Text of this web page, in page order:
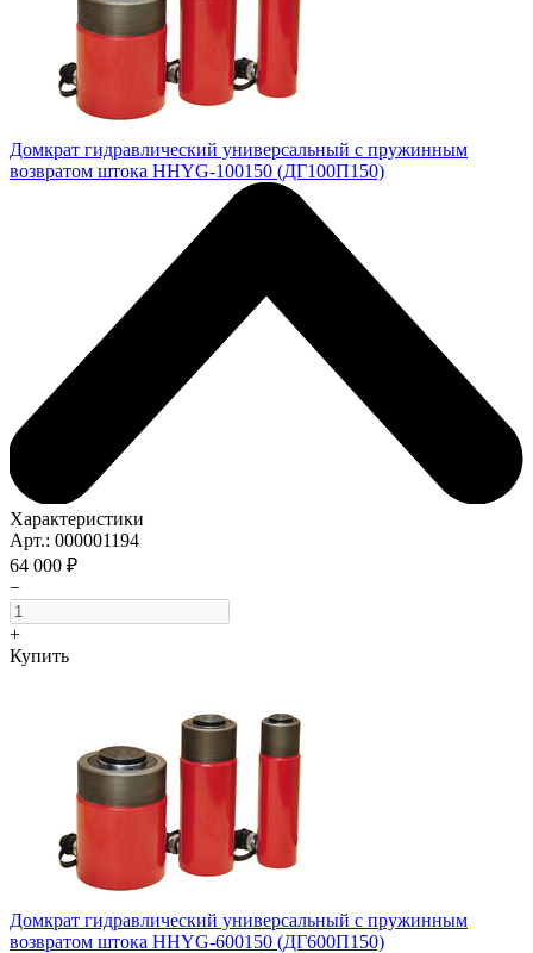
Домкрат гидравлический универсальный с пружинным
возвратом штока HHYG-100150 (ДГ100П150)
Характеристики
Арт.: 000001194
64 000 ₽
−
+
Купить
Домкрат гидравлический универсальный с пружинным
возвратом штока HHYG-600150 (ДГ600П150)